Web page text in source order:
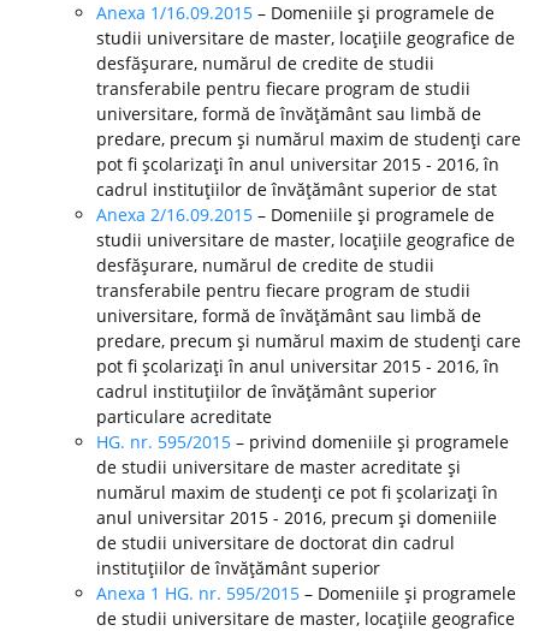
Anexa 1/16.09.2015 – Domeniile şi programele de
studii universitare de master, locaţiile geografice de
desfăşurare, numărul de credite de studii
transferabile pentru fiecare program de studii
universitare, formă de învăţământ sau limbă de
predare, precum şi numărul maxim de studenţi care
pot fi şcolarizaţi în anul universitar 2015 - 2016, în
cadrul instituţiilor de învăţământ superior de stat
Anexa 2/16.09.2015 – Domeniile şi programele de
studii universitare de master, locaţiile geografice de
desfăşurare, numărul de credite de studii
transferabile pentru fiecare program de studii
universitare, formă de învăţământ sau limbă de
predare, precum şi numărul maxim de studenţi care
pot fi şcolarizaţi în anul universitar 2015 - 2016, în
cadrul instituţiilor de învăţământ superior
particulare acreditate
HG. nr. 595/2015 – privind domeniile şi programele
de studii universitare de master acreditate şi
numărul maxim de studenţi ce pot fi şcolarizaţi în
anul universitar 2015 - 2016, precum şi domeniile
de studii universitare de doctorat din cadrul
instituţiilor de învăţământ superior
Anexa 1 HG. nr. 595/2015 – Domeniile şi programele
de studii universitare de master, locaţiile geografice